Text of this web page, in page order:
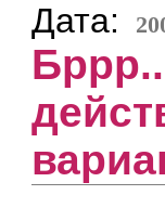
Дата: